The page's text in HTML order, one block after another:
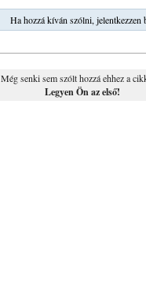
Ha hozzá kíván szólni, jelentkezzen
Még senki sem szólt hozzá ehhez a
Legyen Ön az első!